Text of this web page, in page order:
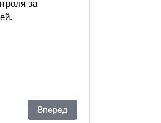
за
вопрос суверенитета»
Следующий: Суд во Франции
Вперед